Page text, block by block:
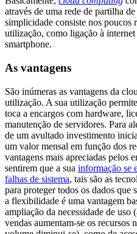
através de uma rede de partilha
simplicidade consiste nos poucos
utilização, como ligação à
smartphone.
As vantagens
São inúmeras as vantagens da
utilização. A sua utilização
toca a encargos com hardware,
manutenção de servidores. Para
de um avultado investimento
um valor mensal em função dos
vantagens mais apreciadas pelos
sentirem que a sua informação se
falhas de sistema, tais são as
para proteger todos os dados que
a flexibilidade é uma vantagem
ampliação da necessidade de uso
vendas aumentam-se os recursos